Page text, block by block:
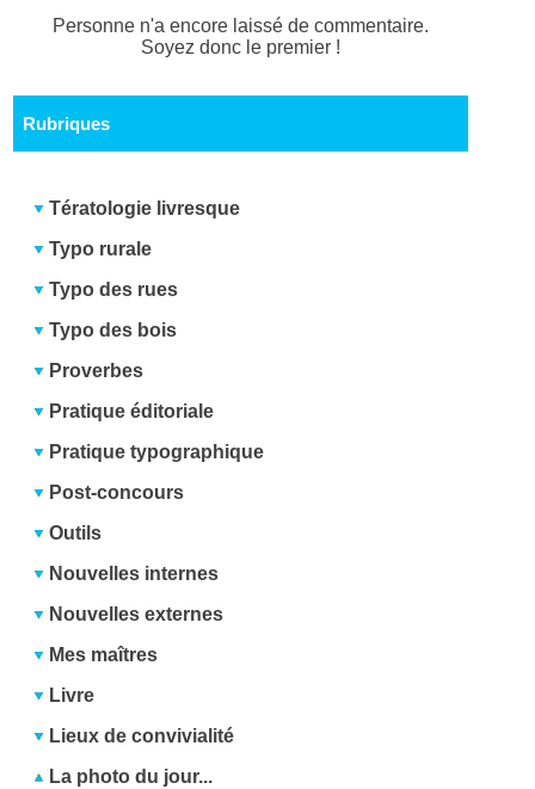
Personne n'a encore laissé de commentaire.
Soyez donc le premier !
Rubriques
Tératologie livresque
Typo rurale
Typo des rues
Typo des bois
Proverbes
Pratique éditoriale
Pratique typographique
Post-concours
Outils
Nouvelles internes
Nouvelles externes
Mes maîtres
Livre
Lieux de convivialité
La photo du jour...